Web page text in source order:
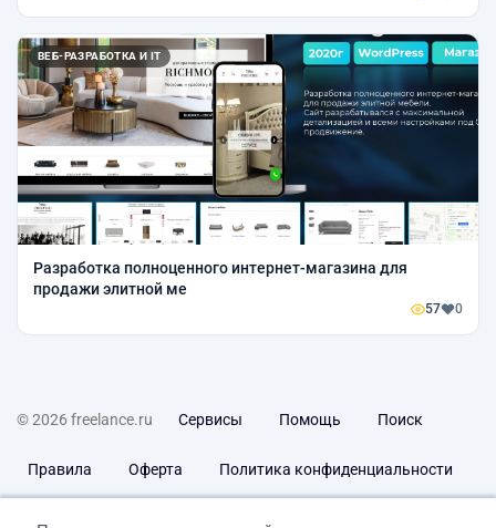
ВЕБ-РАЗРАБОТКА И IT
Разработка полноценного интернет-магазина для
продажи элитной ме
57 0
© 2026 freelance.ru Сервисы Помощь Поиск
Правила Оферта Политика конфиденциальности